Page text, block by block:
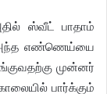
ஸ்வீட் பாதாம்
எண்ணெய்யை
முன்னர்
பார்க்கும்